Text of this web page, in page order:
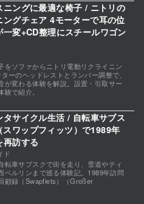
ニングに最適な椅子 / ニトリの
ングチェア 4モーターで耳の位
一変+CD整理にスチールワゴン
をソファからニトリ電動リクライニン
ーのヘッドレストとランバー調整で、
が変わる体験を解説。設置・引取サー
で紹介。
ド
タサイクル生活 / 自転車サブス
ワップフィッツ）で1989年
再訪する
転車サブスクで街を走り、雪道やティ
ベルリンまで巡る体験記。1989年訪問
顧録（Swapfiets）（Großer